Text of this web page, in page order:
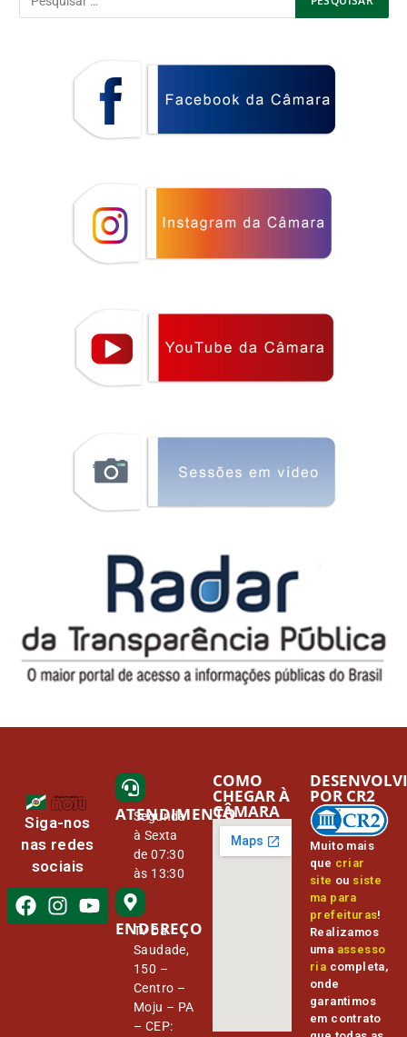
Siga-nos
nas redes
sociais
ATENDIMENTO
Segunda
à Sexta
de 07:30
às 13:30
ENDEREÇO
Tv Da
Saudade,
150 –
Centro –
Moju – PA
– CEP:
COMO
CHEGAR À
CÂMARA
Muito mais
que criar
site ou siste
ma para
prefeituras!
Realizamos
uma assesso
ria completa,
onde
garantimos
em contrato
POR CR2